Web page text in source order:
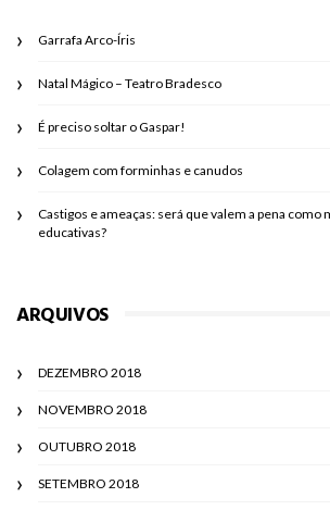
Garrafa Arco-Íris
Natal Mágico – Teatro Bradesco
É preciso soltar o Gaspar!
Colagem com forminhas e canudos
Castigos e ameaças: será que valem a pena
educativas?
ARQUIVOS
DEZEMBRO 2018
NOVEMBRO 2018
OUTUBRO 2018
SETEMBRO 2018